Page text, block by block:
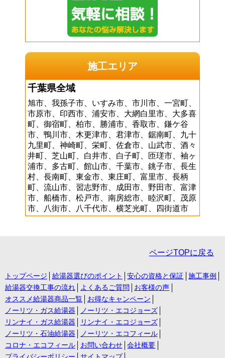
施工エリア
千葉県全域
旭市、我孫子市、いすみ市、市川市、一宮町、
市原市、印西市、浦安市、大網白里市、大多喜
町、御宿町、柏市、勝浦市、香取市、鎌ケ谷
市、鴨川市、木更津市、君津市、鋸南町、九十
九里町、神崎町、栄町、佐倉市、山武市、酒々
井町、芝山町、白井市、白子町、匝瑳市、袖ヶ
浦市、多古町、館山市、千葉市、銚子市、長生
村、長南町、東金市、東庄町、富里市、長柄
町、流山市、習志野市、成田市、野田市、富津
市、船橋市、松戸市、南房総市、睦沢町、茂原
市、八街市、八千代市、横芝光町、四街道市
ページTOPに戻る
トップページ 給湯器選びのポイント 安心の資格と保証
施工事例
給湯器交換工事の流れ
よくあるご質問
お客様の声
オススメ給湯器商品一覧
お得なキャンペーン
ノーリツ・ガス給湯器
ノーリツ・エコジョーズ
リンナイ・ガス給湯器
リンナイ・エコジョーズ
ノーリツ・石油給湯器
ノーリツ・エコフィール
コロナ・エコフィール
お問い合わせ
会社概要